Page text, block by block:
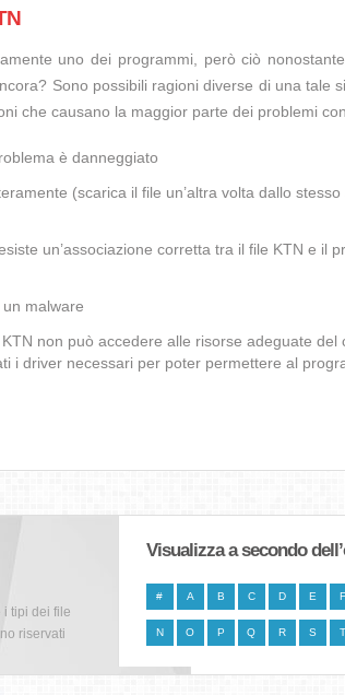
uno dei programmi, però ciò
Sono possibili ragioni diverse di una tale
che causano la maggior parte dei problemi
è danneggiato
(scarica il file un’altra volta dallo
un’associazione corretta tra il file KTN e il
malware
non può accedere alle risorse adeguate del
i driver necessari per poter permettere al
i tipi dei file
riservati
Visualizza a secondo
# A B C D E F
N O P Q R S T